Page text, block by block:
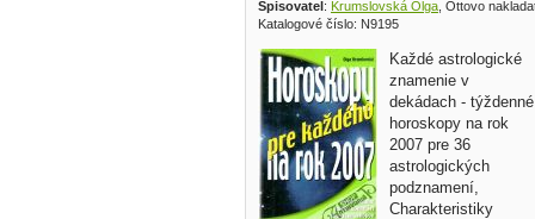
Spisovatel: Krumslovská Olga , Ottovo
Katalogové číslo: N9195
Každé astrologické
znamenie v
dekádach - týždenné
horoskopy na rok
2007 pre 36
astrologických
podznamení,
Charakteristiky